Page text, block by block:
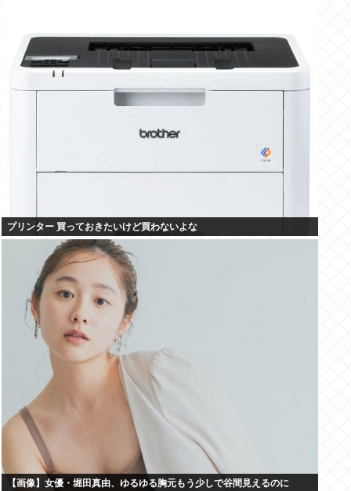
プリンター 買っておきたいけど買わないよな
【画像】女優・堀田真由、ゆるゆる胸元もう少しで谷間見えるのに